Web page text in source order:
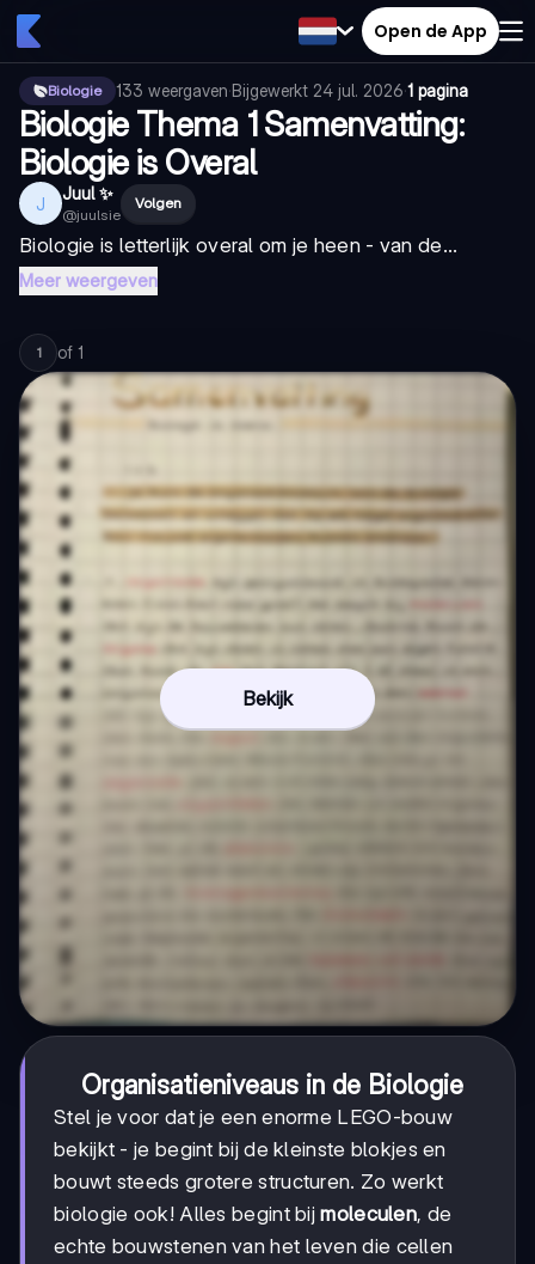
Open de App
Biologie 133 weergaven·Bijgewerkt 24 jul. 2026·1 pagina
Biologie Thema 1 Samenvatting:
Biologie is Overal
J Juul ✨
@juulsie
Volgen
Biologie is letterlijk overal om je heen - van de...
Meer weergeven
1 of 1
Bekijk
Organisatieniveaus in de Biologie
Stel je voor dat je een enorme LEGO-bouw
bekijkt - je begint bij de kleinste blokjes en
bouwt steeds grotere structuren. Zo werkt
biologie ook! Alles begint bijmoleculen, de
echte bouwstenen van het leven die cellen